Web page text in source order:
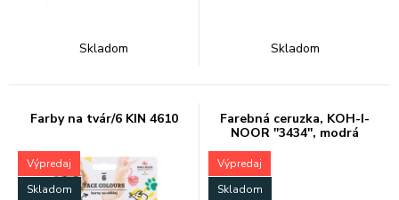
Skladom Skladom
Farby na tvár/6 KIN 4610
Výpredaj
Skladom
Farebná ceruzka, KOH-I-
NOOR ''3434'', modrá
Výpredaj
Skladom